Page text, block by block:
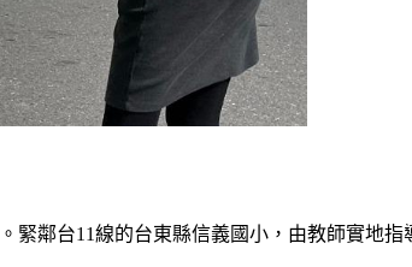
鄰台11線的台東縣信義國小，由教師實地